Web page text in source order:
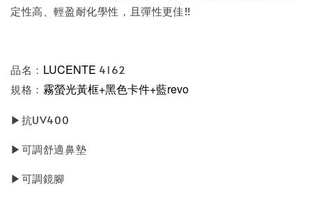
定性高、輕盈耐化學性，且彈性更佳!!
品名： LUCENTE 4162
規格： 霧螢光黃框+黑色卡件+藍revo
▶抗UV400
▶可調舒適鼻墊
▶可調鏡腳